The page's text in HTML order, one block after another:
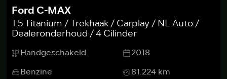
Ford C-MAX
1.5 Titanium / Trekhaak / Carplay / NL Auto /
Dealeronderhoud / 4 Cilinder
Handgeschakeld
2018
Benzine
81.224 km